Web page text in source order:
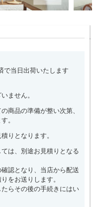
で当日出荷いたします
ません。
商品の準備が整い次第、
。
りとなります。
は、別途お見積りとなる
認となり、当店から配送
をお送りします。
らその後の手続きにはい